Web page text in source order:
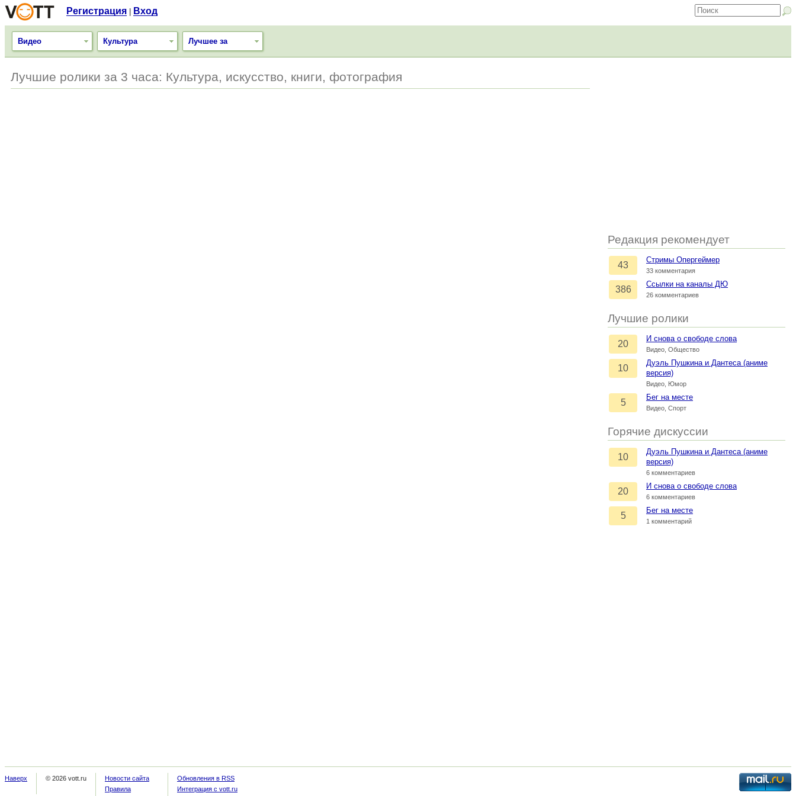
Регистрация Вход
Видео Культура Лучшее за
Редакция рекомендует
43
Стримы Опергеймер
33 комментария
386
Ссылки на каналы ДЮ
26 комментариев
Лучшие ролики
20
И снова о свободе слова
Видео, Общество
10
Дуэль Пушкина и Дантеса (аниме
версия)
Видео, Юмор
5
Бег на месте
Видео, Спорт
Горячие дискуссии
10
Дуэль Пушкина и Дантеса (аниме
версия)
6 комментариев
20
И снова о свободе слова
6 комментариев
5
Бег на месте
1 комментарий
Лучшие ролики за 3 часа: Культура, искусство, книги, фотография
Наверх © 2026 vott.ru
Новости сайта
Правила
Обновления в RSS
Интеграция с vott.ru